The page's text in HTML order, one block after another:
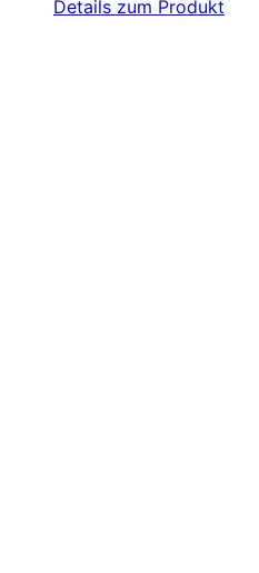
Details zum Produkt